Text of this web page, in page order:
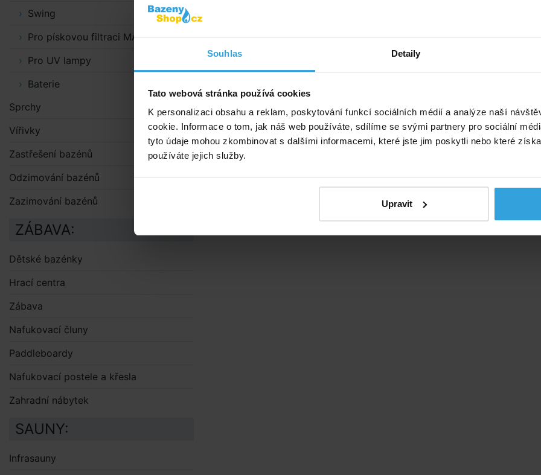
Souhlas Detaily
Tato webová stránka používá cookies
K personalizaci obsahu a reklam, poskytování funkcí sociálních médií a analýze naší
cookie. Informace o tom, jak náš web používáte, sdílíme se svými partnery pro sociální
tyto údaje mohou zkombinovat s dalšími informacemi, které jste jim poskytli nebo které
používáte jejich služby.
Upravit
Swing
Pro pískovou filtraci MAXI
Pro UV lampy
Baterie
Sprchy
Vířivky
Zastřešení bazénů
Odzimování bazénů
Zazimování bazénů
ZÁBAVA:
Dětské bazénky
Hrací centra
Zábava
Nafukovací čluny
Paddleboardy
Nafukovací postele a křesla
Zahradní nábytek
SAUNY:
Infrasauny